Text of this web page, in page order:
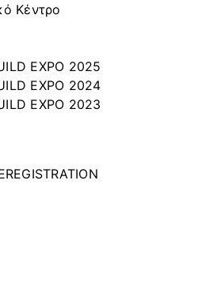
Κέντρο
EXPO 2025
EXPO 2024
EXPO 2023